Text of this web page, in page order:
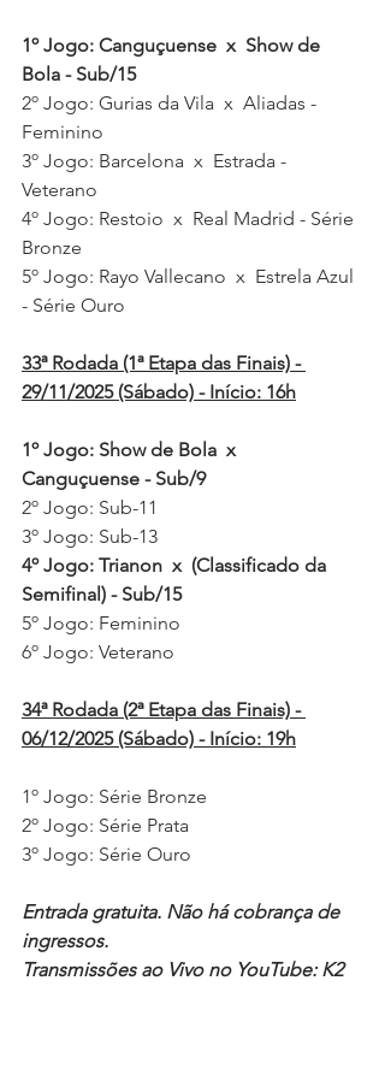
1º Jogo: Canguçuense  x  Show de
Bola - Sub/15
2º Jogo: Gurias da Vila  x  Aliadas -
Feminino
3º Jogo: Barcelona  x  Estrada -
Veterano
4º Jogo: Restoio  x  Real Madrid - Série
Bronze
5º Jogo: Rayo Vallecano  x  Estrela Azul
- Série Ouro
33ª Rodada (1ª Etapa das Finais) -
29/11/2025 (Sábado) - Início: 16h
1º Jogo: Show de Bola  x
Canguçuense - Sub/9
2º Jogo: Sub-11
3º Jogo: Sub-13
4º Jogo: Trianon  x  (Classificado da
Semifinal) - Sub/15
5º Jogo: Feminino
6º Jogo: Veterano
34ª Rodada (2ª Etapa das Finais) -
06/12/2025 (Sábado) - Início: 19h
1º Jogo: Série Bronze
2º Jogo: Série Prata
3º Jogo: Série Ouro
Entrada gratuita. Não há cobrança de
ingressos.
Transmissões ao Vivo no YouTube: K2